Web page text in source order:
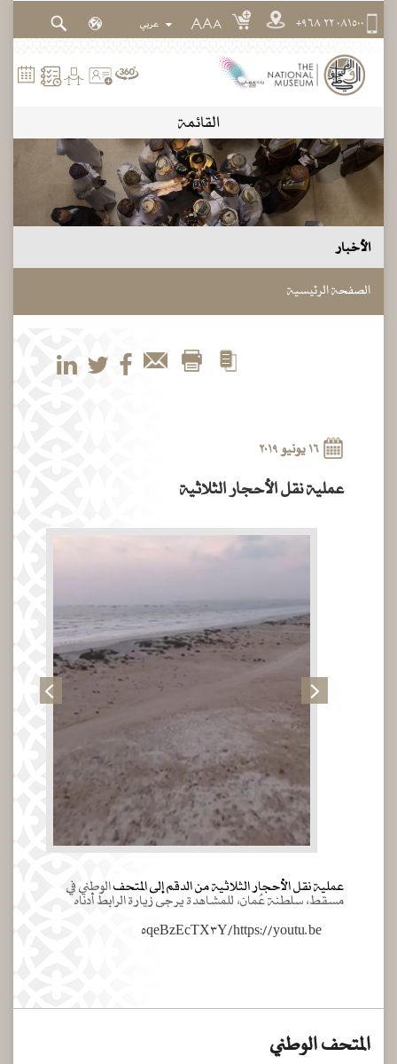
٠٨١٥٠٠ ٢٢ ٩٦٨+ A
A
A
القائمة
الأخبار
الصفحة الرئيسية
١٦ يونيو ٢٠١٩
عملية نقل الأحجار الثلاثية
عملية نقل الأحجار الثلاثية من الدقم إلى المتحفالوطني في
مسقط، سلطنة عُمان، للمشاهدة يرجى زيارة الرابط أدناه
https://youtu.be/٥qeBzEcTX٣Y
المتحف الوطني